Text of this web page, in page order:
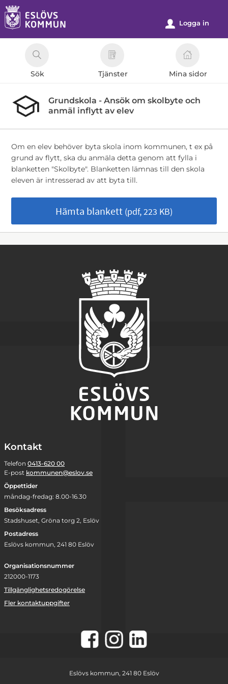
Välkommen
till
e-
tjänster
Eslövs
kommun
Sök Tjänster Mina sidor
u Logga in
Grundskola - Ansök om skolbyte och
anmäl inflytt av elev
Om en elev behöver byta skola inom kommunen, t ex på
grund av flytt, ska du anmäla detta genom att fylla i
blanketten "Skolbyte". Blanketten lämnas till den skola
eleven är intresserad av att byta till.
Hämta blankett (pdf, 223 KB)
Kontakt
Telefon 0413-620 00
E-post kommunen@eslov.se
Öppettider
måndag-fredag: 8.00-16.30
Besöksadress
Stadshuset, Gröna torg 2, Eslöv
Postadress
Eslövs kommun, 241 80 Eslöv
Organisationsnummer
212000-1173
Tillgänglighetsredogörelse
Fler kontaktuppgifter
Facebook
Instagram
Eslövs kommun, 241 80 Eslöv